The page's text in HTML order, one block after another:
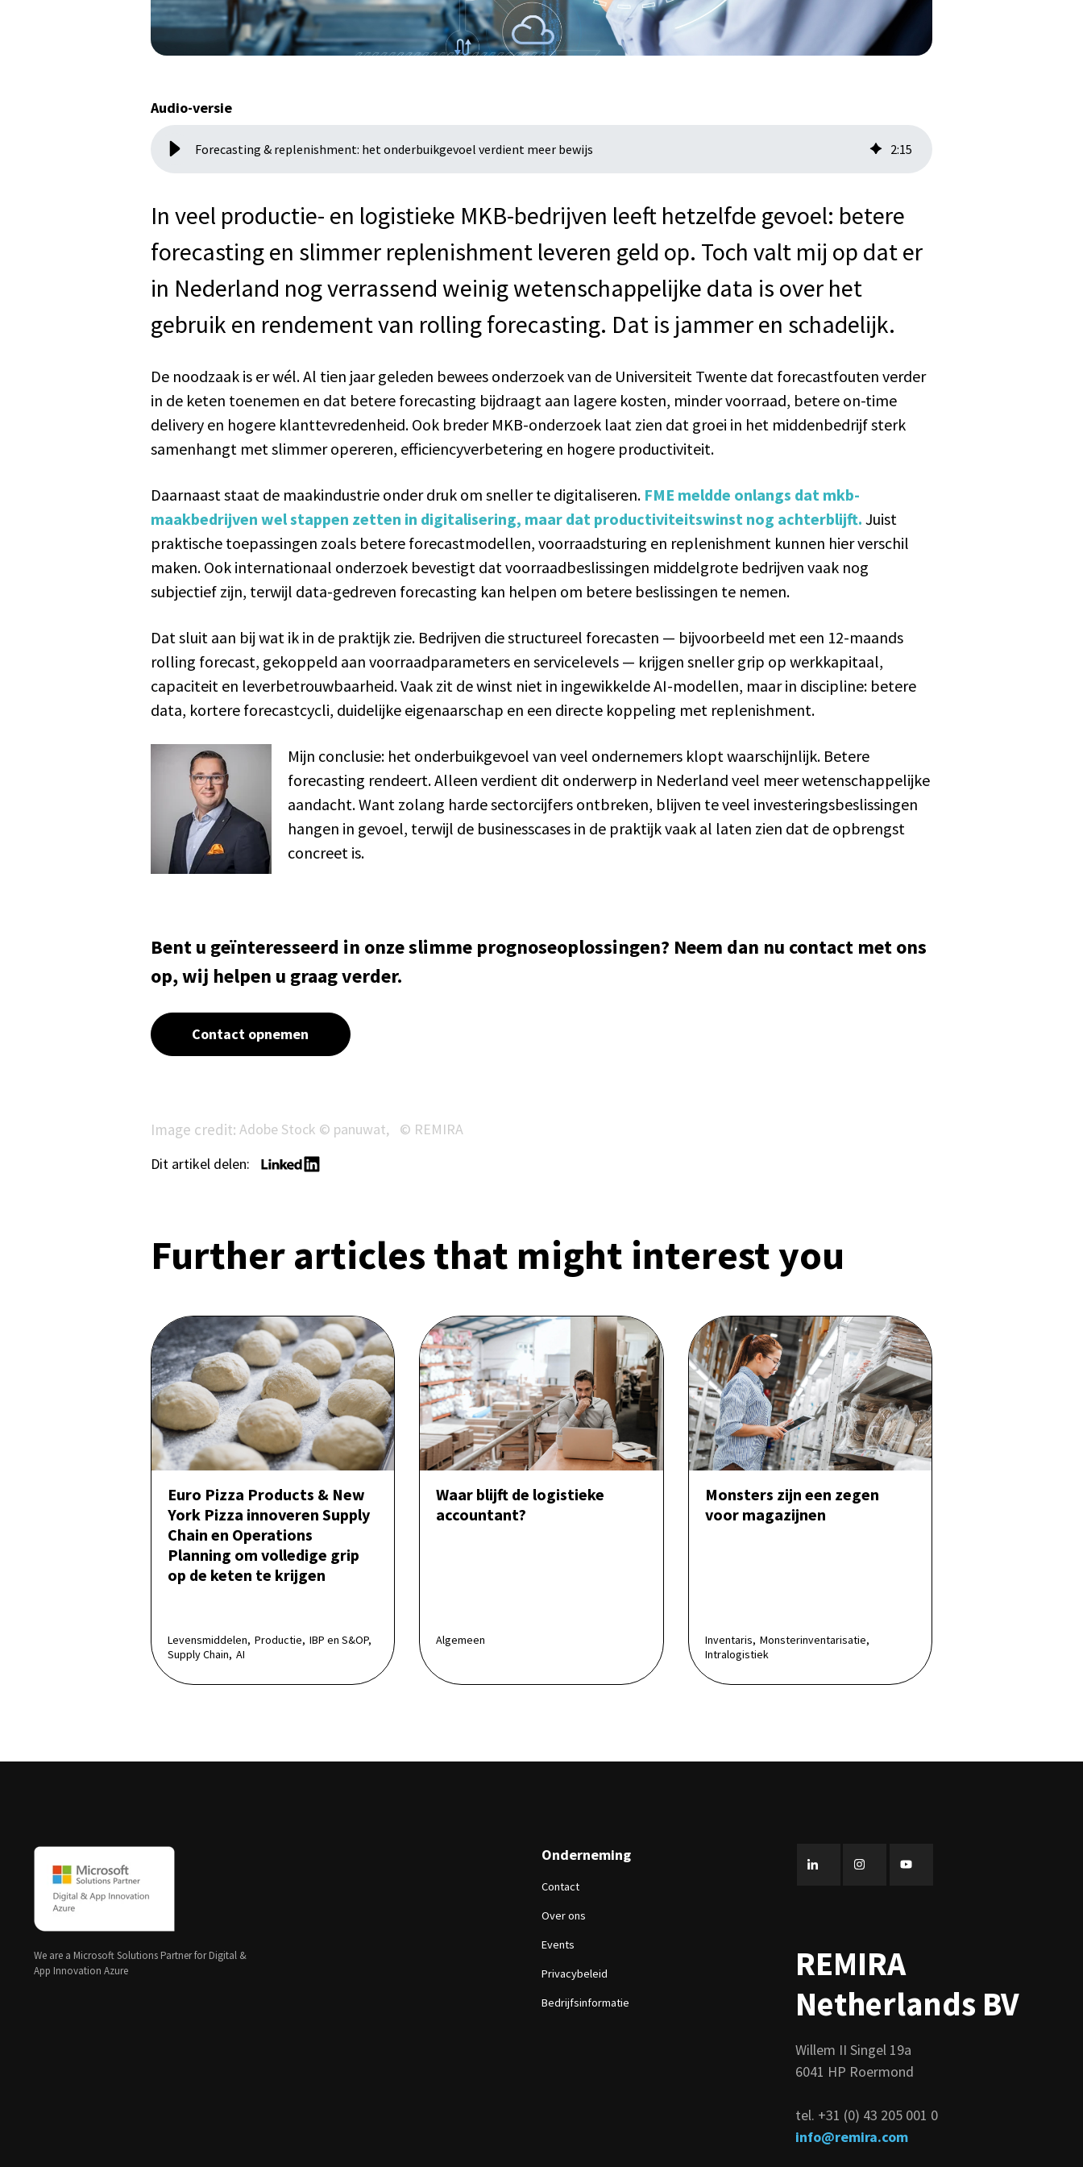
Audio-versie
Forecasting & replenishment: het onderbuikgevoel verdient meer bewijs 2:15
In veel productie- en logistieke MKB-bedrijven leeft hetzelfde gevoel: betere
forecasting en slimmer replenishment leveren geld op. Toch valt mij op dat er
in Nederland nog verrassend weinig wetenschappelijke data is over het
gebruik en rendement van rolling forecasting. Dat is jammer en schadelijk.
De noodzaak is er wél. Al tien jaar geleden bewees onderzoek van de Universiteit Twente dat forecastfouten verder
in de keten toenemen en dat betere forecasting bijdraagt aan lagere kosten, minder voorraad, betere on-time
delivery en hogere klanttevredenheid. Ook breder MKB-onderzoek laat zien dat groei in het middenbedrijf sterk
samenhangt met slimmer opereren, efficiencyverbetering en hogere productiviteit.
Daarnaast staat de maakindustrie onder druk om sneller te digitaliseren. FME meldde onlangs dat mkb-
maakbedrijven wel stappen zetten in digitalisering, maar dat productiviteitswinst nog achterblijft. Juist
praktische toepassingen zoals betere forecastmodellen, voorraadsturing en replenishment kunnen hier verschil
maken. Ook internationaal onderzoek bevestigt dat voorraadbeslissingen middelgrote bedrijven vaak nog
subjectief zijn, terwijl data-gedreven forecasting kan helpen om betere beslissingen te nemen.
Dat sluit aan bij wat ik in de praktijk zie. Bedrijven die structureel forecasten — bijvoorbeeld met een 12-maands
rolling forecast, gekoppeld aan voorraadparameters en servicelevels — krijgen sneller grip op werkkapitaal,
capaciteit en leverbetrouwbaarheid. Vaak zit de winst niet in ingewikkelde AI-modellen, maar in discipline: betere
data, kortere forecastcycli, duidelijke eigenaarschap en een directe koppeling met replenishment.
Mijn conclusie: het onderbuikgevoel van veel ondernemers klopt waarschijnlijk. Betere
forecasting rendeert. Alleen verdient dit onderwerp in Nederland veel meer wetenschappelijke
aandacht. Want zolang harde sectorcijfers ontbreken, blijven te veel investeringsbeslissingen
hangen in gevoel, terwijl de businesscases in de praktijk vaak al laten zien dat de opbrengst
concreet is.
Bent u geïnteresseerd in onze slimme prognoseoplossingen? Neem dan nu contact met ons
op, wij helpen u graag verder.
Contact opnemen
Image credit: Adobe Stock © panuwat,
© REMIRA
Dit artikel delen:
Further articles that might interest you
Euro Pizza Products & New
York Pizza innoveren Supply
Chain en Operations
Planning om volledige grip
op de keten te krijgen
Levensmiddelen, Productie, IBP en S&OP,
Supply Chain, AI
Waar blijft de logistieke
accountant?
Algemeen
Monsters zijn een zegen
voor magazijnen
Inventaris, Monsterinventarisatie,
Intralogistiek
We are a Microsoft Solutions Partner for Digital &
App Innovation Azure
Onderneming
Contact
Over ons
Events
Privacybeleid
Bedrijfsinformatie
REMIRA
Netherlands BV
Willem II Singel 19a
6041 HP Roermond
tel. +31 (0) 43 205 001 0
info@remira.com